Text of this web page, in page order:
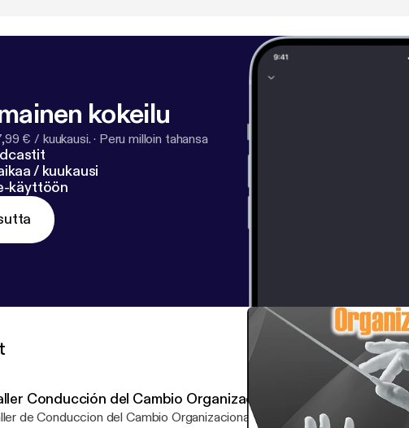
kokeilu
€ / kuukausi. · Peru milloin tahansa
/ kuukausi
käyttöön
Conducción del Cambio Organizacional - Ep 03
de Conduccion del Cambio Organizacional Episodio 003 - Introduccion al Taller